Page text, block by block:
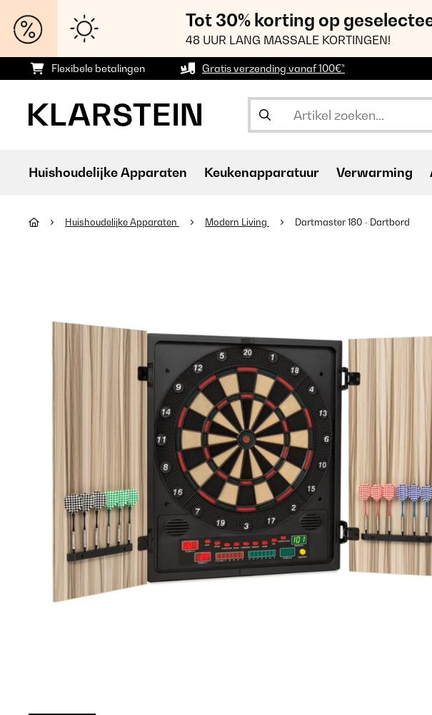
Tot 30% korting op
48 UUR LANG MASSALE KORTINGEN!
Flexibele betalingen Gratis verzending vanaf 100€*
Huishoudelijke Apparaten Keukenapparatuur Verwarming
Huishoudelijke Apparaten Modern Living Dartmaster 180 - Dartbord